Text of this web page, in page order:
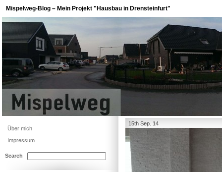
Mispelweg-Blog – Mein Projekt "Hausbau in Drensteinfurt"
15th Sep. 14
Über mich
Impressum
Search